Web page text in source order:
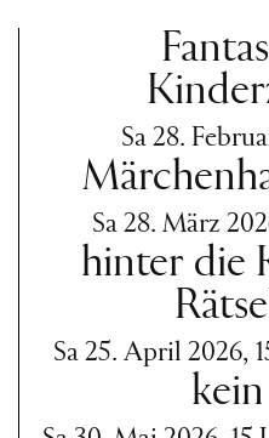
Sa 28.
Sa 28. März
hinter die
Sa 25. April 2026,